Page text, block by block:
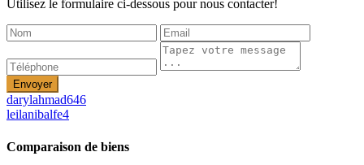
Utilisez le formulaire ci-dessous pour nous contacter!
Envoyer
darylahmad646
leilanibalfe4
Comparaison de biens